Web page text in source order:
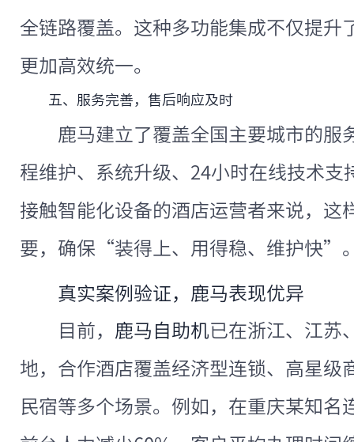
全链路覆盖。这种多功能集成不仅提升
更加高效统一。
五、服务完善，售后响应及时
鹿马建立了覆盖全国主要城市的服
程维护、系统升级、24小时在线技术支
接触智能化设备的酒店运营者来说，这
要，确保“装得上、用得稳、维护快”
真实案例验证，鹿马表现优异
目前， 鹿马自助机已在浙江、江苏
地，合作酒店覆盖经济型连锁、高星级
民宿等多个场景。例如，在重庆某知名